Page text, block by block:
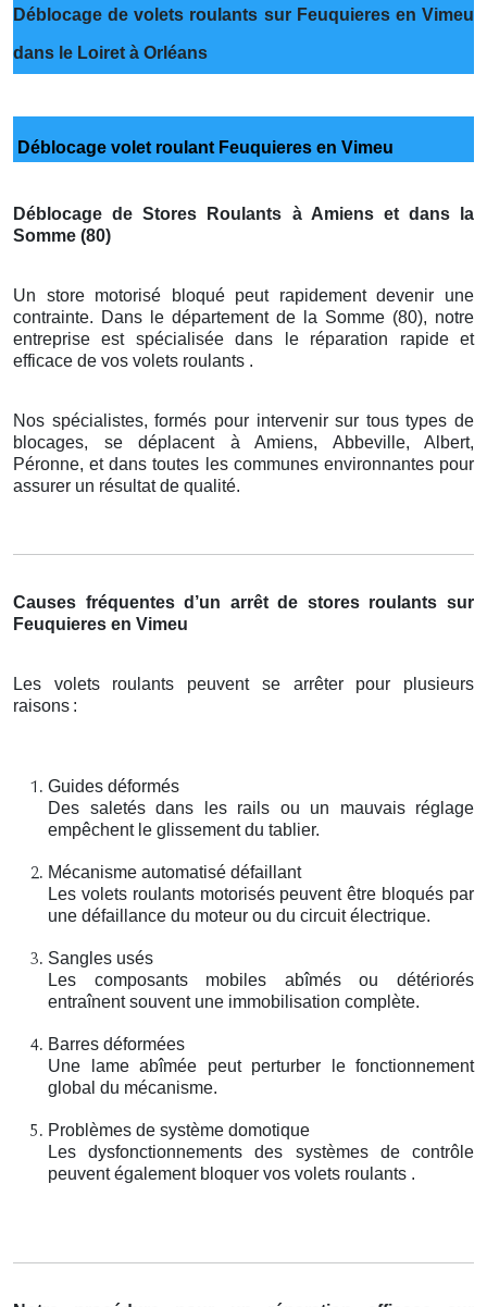
Déblocage de volets roulants sur Feuquieres en Vimeu
dans le Loiret à Orléans
Déblocage volet roulant Feuquieres en Vimeu
Déblocage de Stores Roulants à Amiens et dans la
Somme (80)
Un store motorisé bloqué peut rapidement devenir une
contrainte. Dans le département de la Somme (80), notre
entreprise est spécialisée dans le réparation rapide et
efficace de vos volets roulants .
Nos spécialistes, formés pour intervenir sur tous types de
blocages, se déplacent à Amiens, Abbeville, Albert,
Péronne, et dans toutes les communes environnantes pour
assurer un résultat de qualité.
Causes fréquentes d’un arrêt de stores roulants sur
Feuquieres en Vimeu
Les volets roulants peuvent se arrêter pour plusieurs
raisons :
Guides déformés
Des saletés dans les rails ou un mauvais réglage
empêchent le glissement du tablier.
Mécanisme automatisé défaillant
Les volets roulants motorisés peuvent être bloqués par
une défaillance du moteur ou du circuit électrique.
Sangles usés
Les composants mobiles abîmés ou détériorés
entraînent souvent une immobilisation complète.
Barres déformées
Une lame abîmée peut perturber le fonctionnement
global du mécanisme.
Problèmes de système domotique
Les dysfonctionnements des systèmes de contrôle
peuvent également bloquer vos volets roulants .